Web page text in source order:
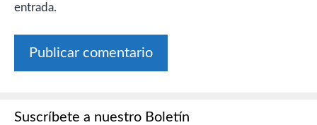
entrada.
Suscríbete a nuestro Boletín